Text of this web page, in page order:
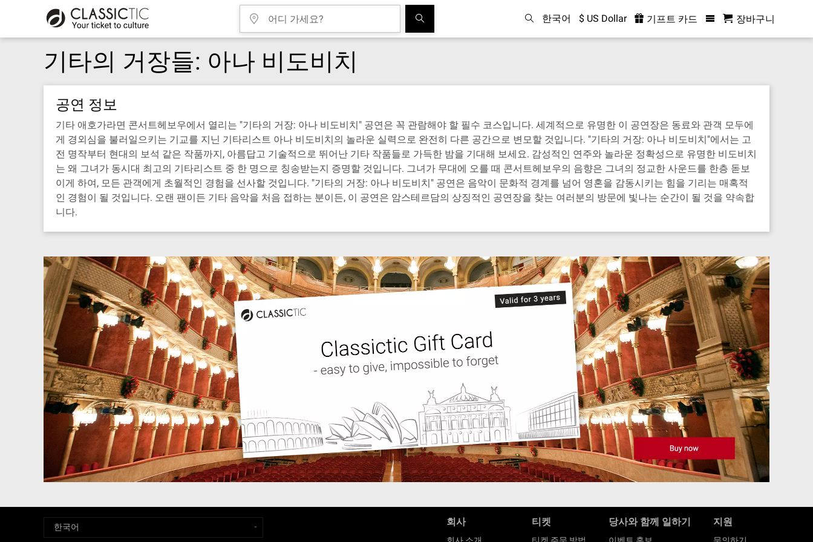
한국어 $ US Dollar 기프트 카드 장바구니
기타의 거장들: 아나 비도비치
공연 정보
기타 애호가라면 콘서트헤보우에서 열리는 "기타의 거장: 아나 비도비치" 공연은 꼭 관람해야 할 필수 코스입니다. 세계적으로 유명한 이 공연장은 동료와 관객 모두에
게 경외심을 불러일으키는 기교를 지닌 기타리스트 아나 비도비치의 놀라운 실력으로 완전히 다른 공간으로 변모할 것입니다. "기타의 거장: 아나 비도비치"에서는 고
전 명작부터 현대의 보석 같은 작품까지, 아름답고 기술적으로 뛰어난 기타 작품들로 가득한 밤을 기대해 보세요. 감성적인 연주와 놀라운 정확성으로 유명한 비도비치
는 왜 그녀가 동시대 최고의 기타리스트 중 한 명으로 칭송받는지 증명할 것입니다. 그녀가 무대에 오를 때 콘서트헤보우의 음향은 그녀의 정교한 사운드를 한층 돋보
이게 하여, 모든 관객에게 초월적인 경험을 선사할 것입니다. "기타의 거장: 아나 비도비치" 공연은 음악이 문화적 경계를 넘어 영혼을 감동시키는 힘을 기리는 매혹적
인 경험이 될 것입니다. 오랜 팬이든 기타 음악을 처음 접하는 분이든, 이 공연은 암스테르담의 상징적인 공연장을 찾는 여러분의 방문에 빛나는 순간이 될 것을 약속합
니다.
회사 티켓 당사와 함께 일하기 지원